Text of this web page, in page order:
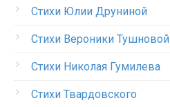
Стихи Юлии Друниной
Стихи Вероники Тушновой
Стихи Николая Гумилева
Стихи Твардовского